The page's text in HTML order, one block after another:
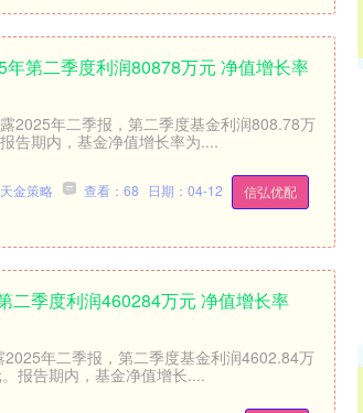
第二季度利润80878万元 净值增长率
2025年二季报，第二季度基金利润808.78万
告期内，基金净值增长率为....
信弘优配
金策略 查看：68 日期：04-12
二季度利润460284万元 净值增长率
年二季报，第二季度基金利润4602.84万
报告期内，基金净值增长....